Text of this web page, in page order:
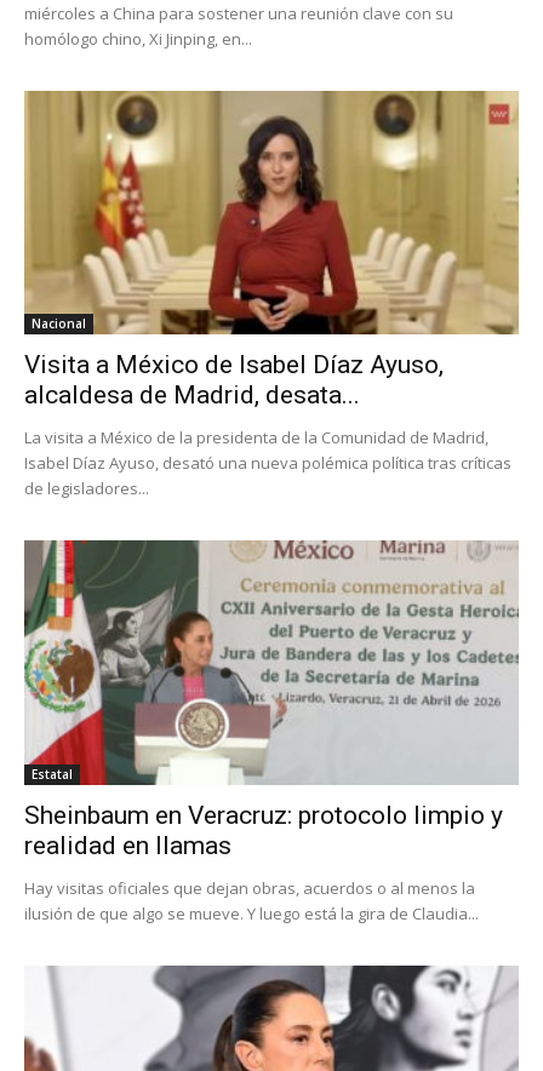
miércoles a China para sostener una reunión clave con su
homólogo chino, Xi Jinping, en...
Nacional
Visita a México de Isabel Díaz Ayuso,
alcaldesa de Madrid, desata...
La visita a México de la presidenta de la Comunidad de Madrid,
Isabel Díaz Ayuso, desató una nueva polémica política tras críticas
de legisladores...
Estatal
Sheinbaum en Veracruz: protocolo limpio y
realidad en llamas
Hay visitas oficiales que dejan obras, acuerdos o al menos la
ilusión de que algo se mueve. Y luego está la gira de Claudia...